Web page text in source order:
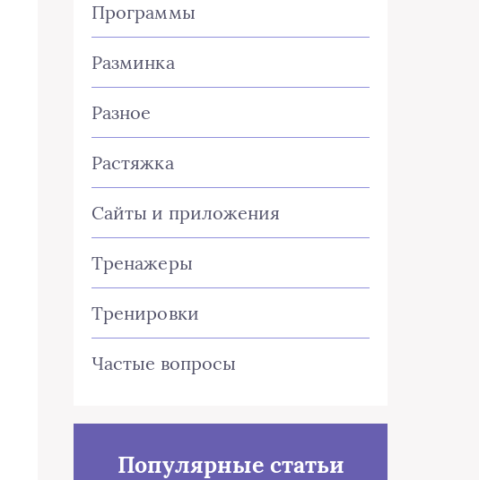
Программы
Разминка
Разное
Растяжка
Сайты и приложения
Тренажеры
Тренировки
Частые вопросы
Популярные статьи